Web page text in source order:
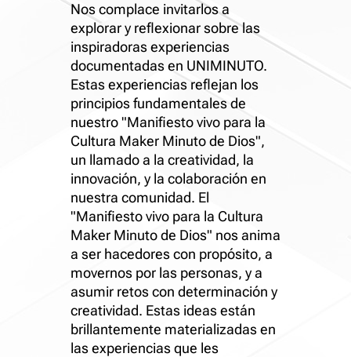
Nos complace invitarlos a
explorar y reflexionar sobre las
inspiradoras experiencias
documentadas en UNIMINUTO.
Estas experiencias reflejan los
principios fundamentales de
nuestro "Manifiesto vivo para la
Cultura Maker Minuto de Dios",
un llamado a la creatividad, la
innovación, y la colaboración en
nuestra comunidad. El
"Manifiesto vivo para la Cultura
Maker Minuto de Dios" nos anima
a ser hacedores con propósito, a
movernos por las personas, y a
asumir retos con determinación y
creatividad. Estas ideas están
brillantemente materializadas en
las experiencias que les